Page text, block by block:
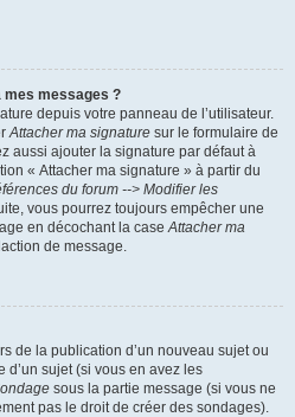
mes messages ?
depuis votre panneau de l’utilisateur.
Attacher ma signature sur le formulaire de
aussi ajouter la signature par défaut à
« Attacher ma signature » à partir du
du forum --> Modifier les
vous pourrez toujours empêcher une
en décochant la caseAttacher ma
de message.
de la publication d’un nouveau sujet ou
d’un sujet (si vous en avez les
sous la partie message (si vous ne
pas le droit de créer des sondages).